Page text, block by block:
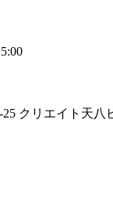
クリエイト天八